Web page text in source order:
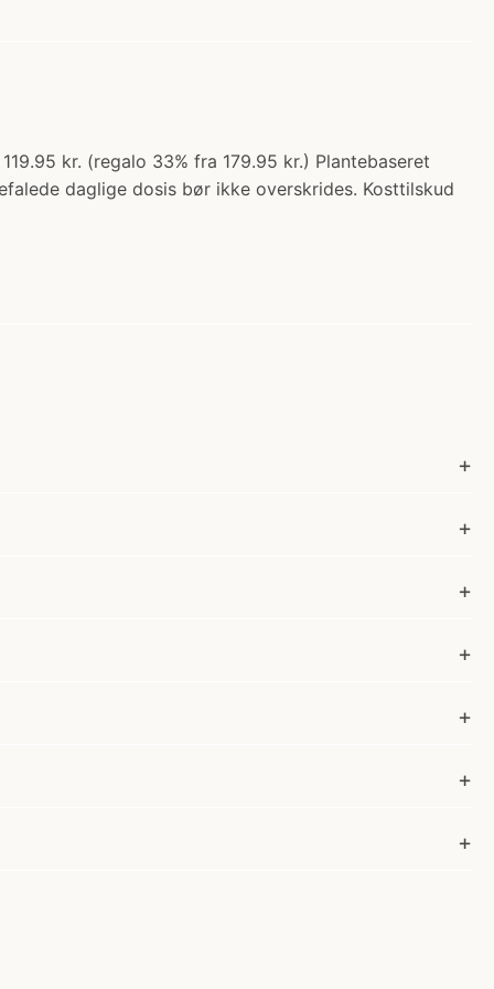
kr. (regalo 33% fra 179.95 kr.) Plantebaseret
daglige dosis bør ikke overskrides. Kosttilskud